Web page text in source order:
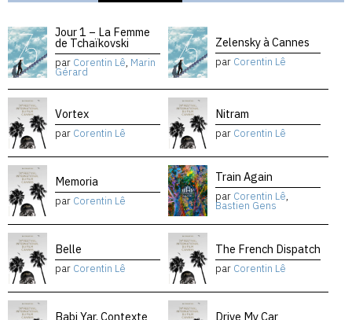
Jour 1 – La Femme
de Tchaïkovski
par Corentin Lê, Marin
Gérard
Zelensky à Cannes
par Corentin Lê
Vortex
par Corentin Lê
Nitram
par Corentin Lê
Memoria
par Corentin Lê
Train Again
par Corentin Lê,
Bastien Gens
Belle
par Corentin Lê
The French Dispatch
par Corentin Lê
Babi Yar. Contexte Drive My Car